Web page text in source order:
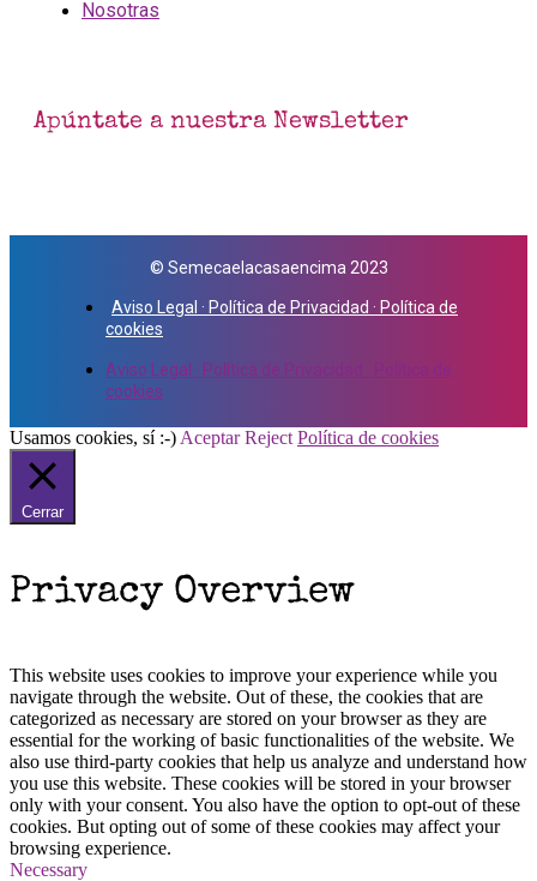
Nosotras
Apúntate a nuestra Newsletter
© Semecaelacasaencima 2023
Aviso Legal · Política de Privacidad · Política de
cookies
Aviso Legal · Política de Privacidad · Política de
cookies
Usamos cookies, sí :-) Aceptar Reject Política de cookies
Cerrar
Privacy Overview
This website uses cookies to improve your experience while you
navigate through the website. Out of these, the cookies that are
categorized as necessary are stored on your browser as they are
essential for the working of basic functionalities of the website. We
also use third-party cookies that help us analyze and understand how
you use this website. These cookies will be stored in your browser
only with your consent. You also have the option to opt-out of these
cookies. But opting out of some of these cookies may affect your
browsing experience.
Necessary